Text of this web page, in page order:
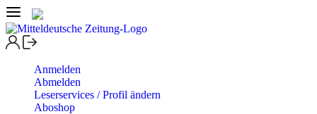
Anmelden
Abmelden
Leserservices / Profil ändern
Aboshop